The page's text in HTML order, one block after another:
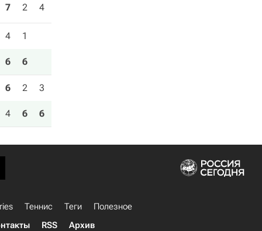
7 2 4
4 1
6 6
6 2 3
4 6 6
Теннис Теги
Полезное
RSS Архив